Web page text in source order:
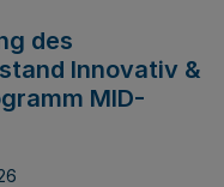
des
Innovativ &
MID-